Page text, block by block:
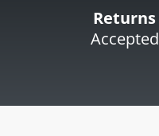
Returns
Accepted